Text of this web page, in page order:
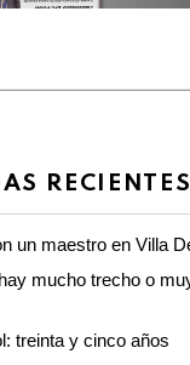
RECIENTES
un maestro en Villa
mucho trecho o
treinta y cinco años